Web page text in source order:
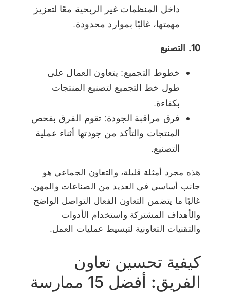
داخل المنظمات غير الربحية معًا لتعزيز
مهمتها، غالبًا بموارد محدودة.
10. التصنيع
خطوط التجميع: يتعاون العمال على
طول خط التجميع لتصنيع المنتجات
بكفاءة.
فرق مراقبة الجودة: تقوم الفرق بفحص
المنتجات والتأكد من جودتها أثناء عملية
التصنيع.
هذه مجرد أمثلة قليلة، والتعاون الجماعي هو
جانب أساسي في العديد من الصناعات والمهن.
غالبًا ما يتضمن التعاون الفعال التواصل الواضح
والأهداف المشتركة واستخدام الأدوات
والتقنيات التعاونية لتبسيط عمليات العمل.
كيفية تحسين تعاون
الفريق: أفضل 15 ممارسة